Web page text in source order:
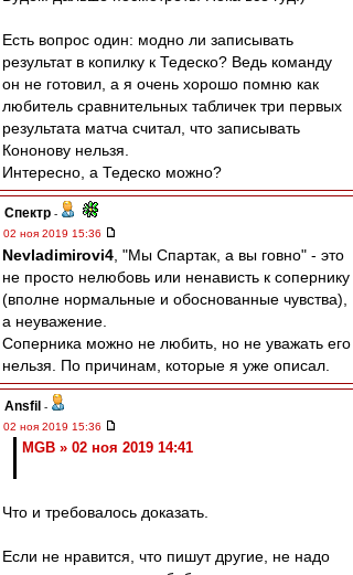
Есть вопрос один: модно ли записывать
результат в копилку к Тедеско? Ведь команду
он не готовил, а я очень хорошо помню как
любитель сравнительных табличек три первых
результата матча считал, что записывать
Кононову нельзя.
Интересно, а Тедеско можно?
Спектр -
02 ноя 2019 15:36
Nevladimirovi4 , "Мы Спартак, а вы говно" - это
не просто нелюбовь или ненависть к сопернику
(вполне нормальные и обоснованные чувства),
а неуважение.
Соперника можно не любить, но не уважать его
нельзя. По причинам, которые я уже описал.
Ansfil -
02 ноя 2019 15:36
MGB » 02 ноя 2019 14:41
Что и требовалось доказать.
Если не нравится, что пишут другие, не надо